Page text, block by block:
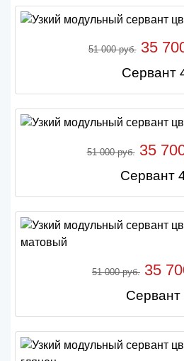
51 000 руб.35
Сервант
51 000 руб.35
Сервант
51 000 руб. 35
Сервант